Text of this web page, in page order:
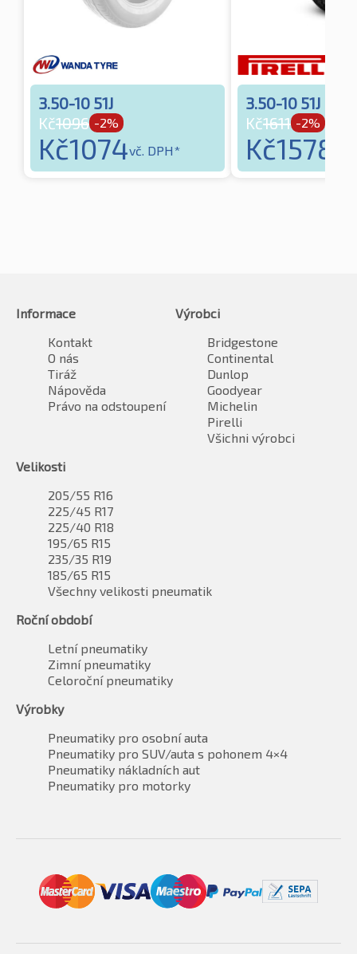
3.50-10 51J
Kč1096 -2%
Kč1074vč. DPH*
3.50-10 51J
Kč1611 -2%
Kč1578
Informace
Kontakt
O nás
Tiráž
Nápověda
Právo na odstoupení
Výrobci
Bridgestone
Continental
Dunlop
Goodyear
Michelin
Pirelli
Všichni výrobci
Velikosti
205/55 R16
225/45 R17
225/40 R18
195/65 R15
235/35 R19
185/65 R15
Všechny velikosti pneumatik
Roční období
Letní pneumatiky
Zimní pneumatiky
Celoroční pneumatiky
Výrobky
Pneumatiky pro osobní auta
Pneumatiky pro SUV/auta s pohonem 4×4
Pneumatiky nákladních aut
Pneumatiky pro motorky